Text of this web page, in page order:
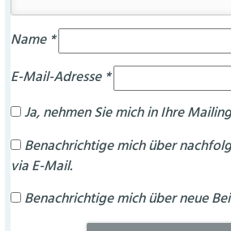
Name *
E-Mail-Adresse *
Ja, nehmen Sie mich in Ihre
Benachrichtige mich über
via E-Mail.
Benachrichtige mich über neue